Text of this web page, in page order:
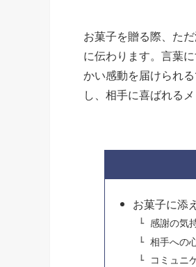
お菓子を贈る際、た
に伝わります。言葉
かい感動を届けられ
し、相手に喜ばれる
お菓子に添
感謝の気
相手への
コミュニ